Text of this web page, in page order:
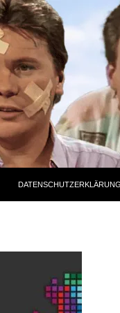
DATENSCHUTZERKLÄRUNG